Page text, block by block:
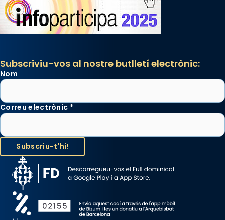
Subscriviu-vos al nostre butlletí electrònic:
Nom
Correu electrònic *